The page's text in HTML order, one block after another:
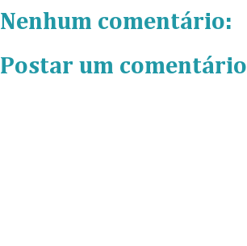
Nenhum comentário:
Postar um comentário